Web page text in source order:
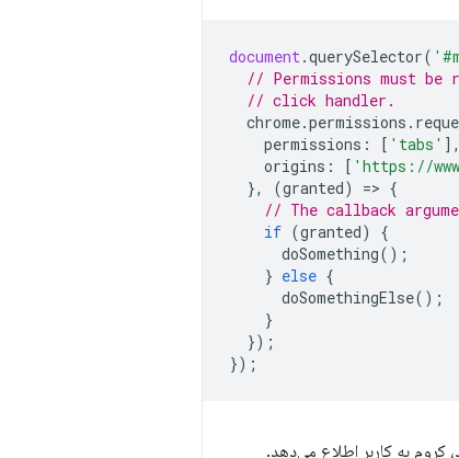
document.querySelector(
// Permissions must
// click handler.
chrome.permissions .
permissions : [ 'tabs' ],
origins : [ 'https://
},
(granted) => {
// The callback
if (granted)
{
doSomething();
} else {
doSomethingElse();
}
});
});
کروم به کاربر اطلاع می‌دهد.